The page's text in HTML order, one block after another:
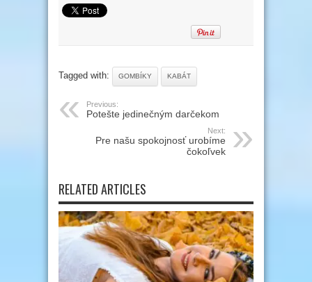
Tagged with: GOMBÍKY KABÁT
Previous:
Potešte jedinečným darčekom
Next:
Pre našu spokojnosť urobíme
čokoľvek
RELATED ARTICLES